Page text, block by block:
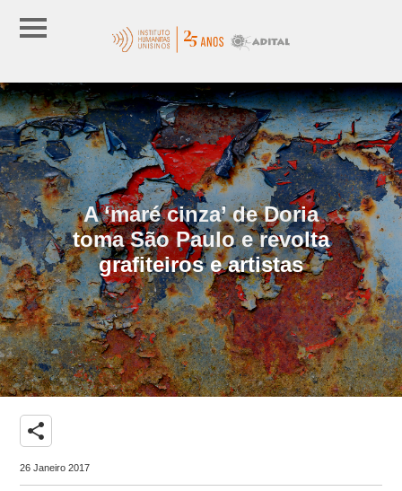
A ‘maré cinza’ de Doria
toma São Paulo e revolta
grafiteiros e artistas
share
26 Janeiro 2017